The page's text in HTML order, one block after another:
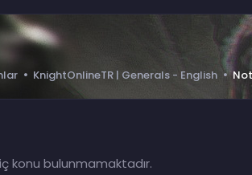
KnightOnlineTR | Generals - English
konu bulunmamaktadır.